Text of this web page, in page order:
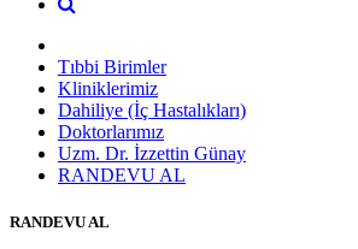
Tıbbi Birimler
Kliniklerimiz
Dahiliye (İç Hastalıkları)
Doktorlarımız
Uzm. Dr. İzzettin Günay
RANDEVU AL
RANDEVU AL